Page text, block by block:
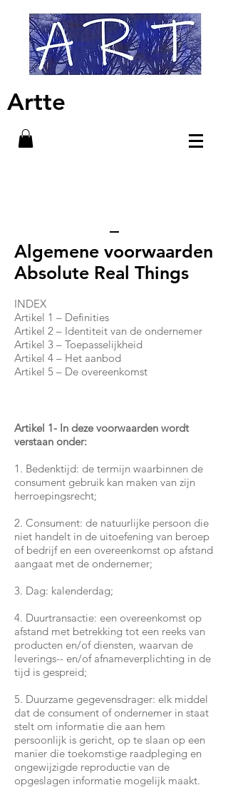
Artte
Algemene voorwaarden
Absolute Real Things
INDEX
Artikel 1 – Definities
Artikel 2 – Identiteit van de ondernemer
Artikel 3 – Toepasselijkheid
Artikel 4 – Het aanbod
Artikel 5 – De overeenkomst
Artikel 1- In deze voorwaarden wordt
verstaan onder:
1. Bedenktijd: de termijn waarbinnen de
consument gebruik kan maken van zijn
herroepingsrecht;
2. Consument: de natuurlijke persoon die
niet handelt in de uitoefening van beroep
of bedrijf en een overeenkomst op afstand
aangaat met de ondernemer;
3. Dag: kalenderdag;
4. Duurtransactie: een overeenkomst op
afstand met betrekking tot een reeks van
producten en/of diensten, waarvan de
leverings-- en/of afnameverplichting in de
tijd is gespreid;
5. Duurzame gegevensdrager: elk middel
dat de consument of ondernemer in staat
stelt om informatie die aan hem
persoonlijk is gericht, op te slaan op een
manier die toekomstige raadpleging en
ongewijzigde reproductie van de
opgeslagen informatie mogelijk maakt.